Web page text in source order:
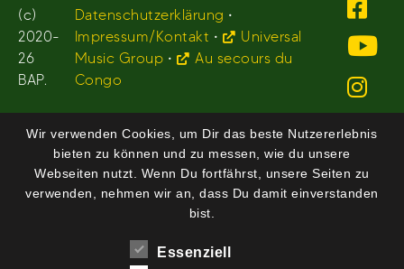
(c)
2020-
26
BAP.
Datenschutzerklärung •
Impressum/Kontakt •
Universal
Music Group •
Au secours du
Congo
Wir verwenden Cookies, um Dir das beste Nutzererlebnis
bieten zu können und zu messen, wie du unsere
Webseiten nutzt. Wenn Du fortfährst, unsere Seiten zu
verwenden, nehmen wir an, dass Du damit einverstanden
bist.
Essenziell